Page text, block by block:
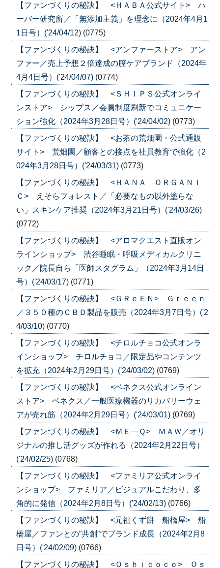
【ファンづくりの秘訣】 <ＨＡＢＡ公式サイト> ハ
ーバー研究所／「無添加主義」を理念に（2024年4月1
1日号）('24/04/12) (0775)
【ファンづくりの秘訣】 <アンファーストア> アン
ファー／売上予想２倍達成の膣ケアブランド（2024年
4月4日号）('24/04/07) (0774)
【ファンづくりの秘訣】 <ＳＨＩＰＳ公式オンライ
ンストア> シップス／会員制度刷新でコミュニケー
ション強化（2024年3月28日号）('24/04/02) (0773)
【ファンづくりの秘訣】 <お茶の荒畑園・公式通販
サイト> 荒畑園／顧客との接点を社員教育で強化（2
024年3月28日号）('24/03/31) (0773)
【ファンづくりの秘訣】 <ＨＡＮＡ ＯＲＧＡＮＩ
Ｃ> えそらフォレスト／「必要なもの以外塗らな
い」スキンケア推奨（2024年3月21日号）('24/03/26)
(0772)
【ファンづくりの秘訣】 <アロマクエスト直販オン
ラインショップ> 渋谷睡眠・呼吸メディカルクリニ
ック／院長自ら「医師スタグラム」（2024年3月14日
号）('24/03/17) (0771)
【ファンづくりの秘訣】 <ＧＲｅＥＮ> Ｇｒｅｅｎ
／３５０種のＣＢＤ製品を販売（2024年3月7日号）('2
4/03/10) (0770)
【ファンづくりの秘訣】 <チロルチョコ公式オンラ
インショップ> チロルチョコ／限定品やコンテンツ
を拡充（2024年2月29日号）('24/03/02) (0769)
【ファンづくりの秘訣】 <ベネクス公式オンライン
ストア> ベネクス／一般医療機器のリカバリーウェ
アが売れ筋（2024年2月29日号）('24/03/01) (0769)
【ファンづくりの秘訣】 <ＭＥ―Ｑ> ＭＡＷ／オリ
ジナルの推し活グッズが作れる（2024年2月22日号）
('24/02/25) (0768)
【ファンづくりの秘訣】 <ファミリア公式オンライ
ンショップ> ファミリア／ビジュアルこだわり、多
角的に発信（2024年2月8日号）('24/02/13) (0766)
【ファンづくりの秘訣】 <元祖くず餅 船橋屋> 船
橋屋／ファンとの”共創”でブランド成長（2024年2月8
日号）('24/02/09) (0766)
【ファンづくりの秘訣】 <Ｏｓｈｉｃｏｃｏ> Ｏｓ